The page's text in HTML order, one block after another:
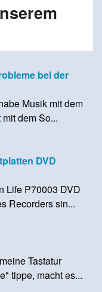
bei der
Musik mit dem
dem So...
DVD
Life P70003 DVD
Recorders sin...
Tastatur
tippe, macht es...